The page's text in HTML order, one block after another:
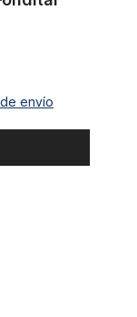
envío